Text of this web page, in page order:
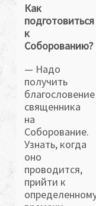
Как
подготовиться
к
Соборованию?
— Надо
получить
благословение
священника
на
Соборование.
Узнать, когда
оно
проводится,
прийти к